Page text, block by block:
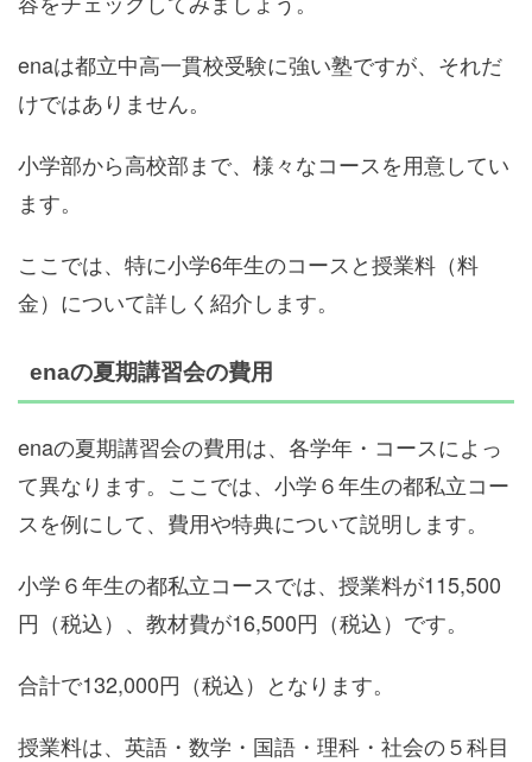
enaは都立中高一貫校受験に強い塾ですが、それだ
けではありません。
小学部から高校部まで、様々なコースを用意してい
ます。
ここでは、特に小学6年生のコースと授業料（料
金）について詳しく紹介します。
enaの夏期講習会の費用
enaの夏期講習会の費用は、各学年・コースによっ
て異なります。ここでは、小学６年生の都私立コー
スを例にして、費用や特典について説明します。
小学６年生の都私立コースでは、授業料が115,500
円（税込）、教材費が16,500円（税込）です。
合計で132,000円（税込）となります。
授業料は、英語・数学・国語・理科・社会の５科目